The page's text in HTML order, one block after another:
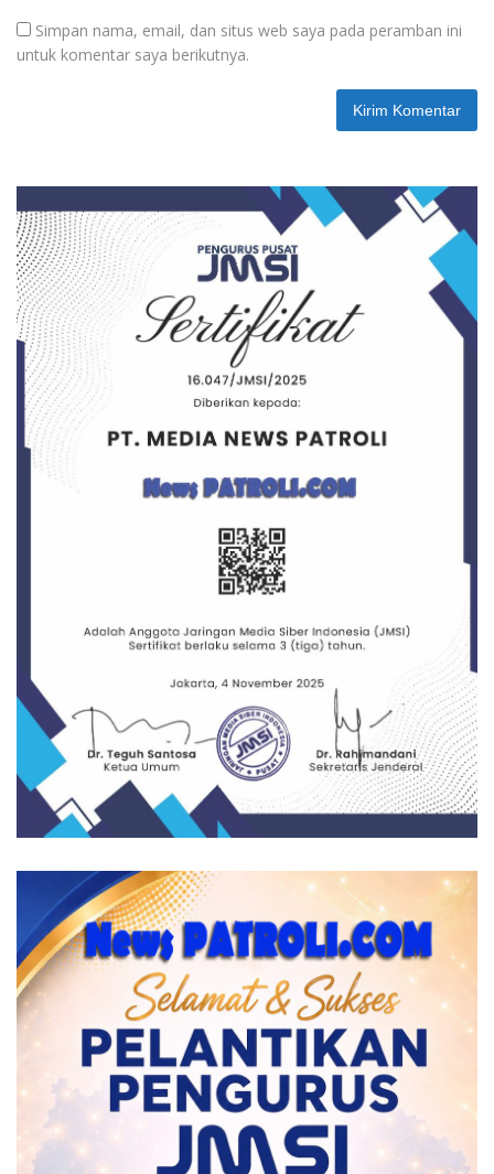
Simpan nama, email, dan situs web saya pada peramban ini
untuk komentar saya berikutnya.